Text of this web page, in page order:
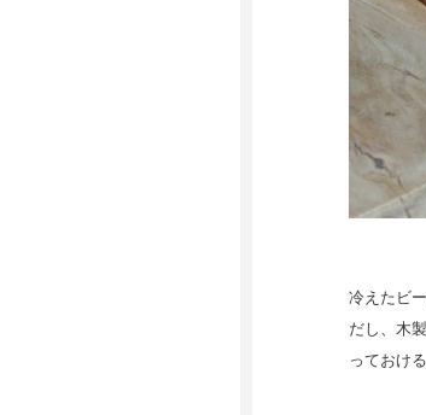
冷えたビ
だし、木
っておけ